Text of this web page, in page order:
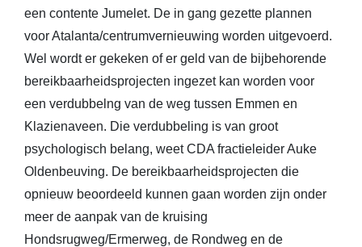
een contente Jumelet. De in gang gezette plannen
voor Atalanta/centrumvernieuwing worden uitgevoerd.
Wel wordt er gekeken of er geld van de bijbehorende
bereikbaarheidsprojecten ingezet kan worden voor
een verdubbelng van de weg tussen Emmen en
Klazienaveen. Die verdubbeling is van groot
psychologisch belang, weet CDA fractieleider Auke
Oldenbeuving. De bereikbaarheidsprojecten die
opnieuw beoordeeld kunnen gaan worden zijn onder
meer de aanpak van de kruising
Hondsrugweg/Ermerweg, de Rondweg en de